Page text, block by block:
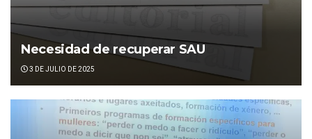
Necesidad de recuperar SAU
3 DE JULIO DE 2025